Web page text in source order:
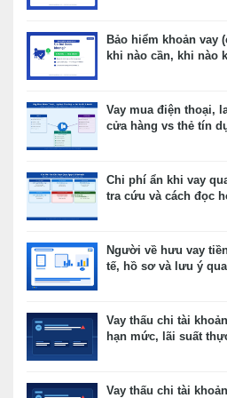
Bảo hiểm khoản vay
khi nào cần, khi nào
Vay mua điện thoại,
cửa hàng vs thẻ tín
Chi phí ẩn khi vay
tra cứu và cách đọc
Người về hưu vay
tế, hồ sơ và lưu ý
Vay thấu chi tài
hạn mức, lãi suất
Vay thấu chi tài